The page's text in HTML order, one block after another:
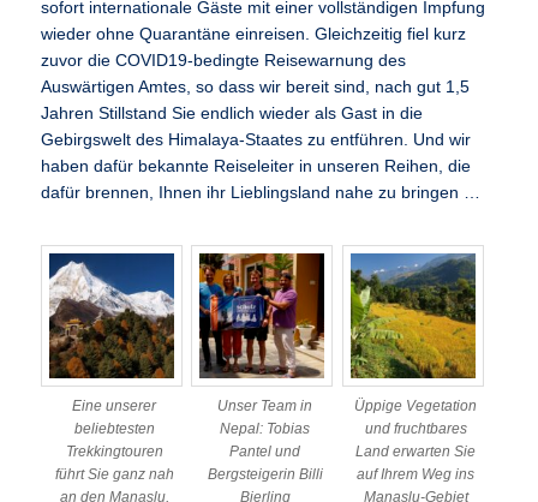
sofort internationale Gäste mit einer vollständigen Impfung
wieder ohne Quarantäne einreisen. Gleichzeitig fiel kurz
zuvor die COVID19-bedingte Reisewarnung des
Auswärtigen Amtes, so dass wir bereit sind, nach gut 1,5
Jahren Stillstand Sie endlich wieder als Gast in die
Gebirgswelt des Himalaya-Staates zu entführen. Und wir
haben dafür bekannte Reiseleiter in unseren Reihen, die
dafür brennen, Ihnen ihr Lieblingsland nahe zu bringen …
Eine unserer
beliebtesten
Trekkingtouren
führt Sie ganz nah
an den Manaslu,
Unser Team in
Nepal: Tobias
Pantel und
Bergsteigerin Billi
Bierling
Üppige Vegetation
und fruchtbares
Land erwarten Sie
auf Ihrem Weg ins
Manaslu-Gebiet